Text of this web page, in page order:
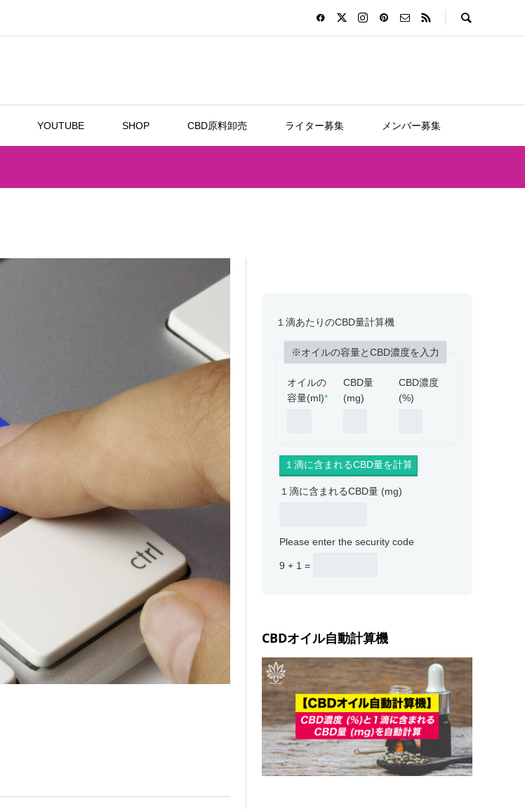
YOUTUBE SHOP CBD原料卸売 ライター募集 メンバー募集
１滴あたりのCBD量計算機
※オイルの容量とCBD濃度を入力
オイルの
容量(ml)*
CBD量
(mg)
CBD濃度
(%)
１滴に含まれるCBD量 (mg)
Please enter the security code
9 + 1 =
CBDオイル自動計算機